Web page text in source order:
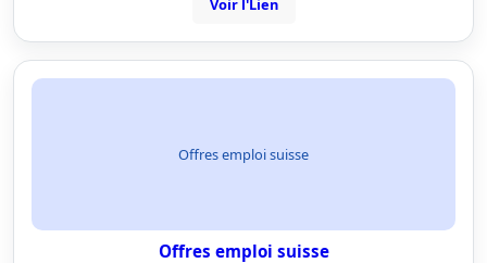
Voir l'Lien
Offres emploi suisse
Offres emploi suisse